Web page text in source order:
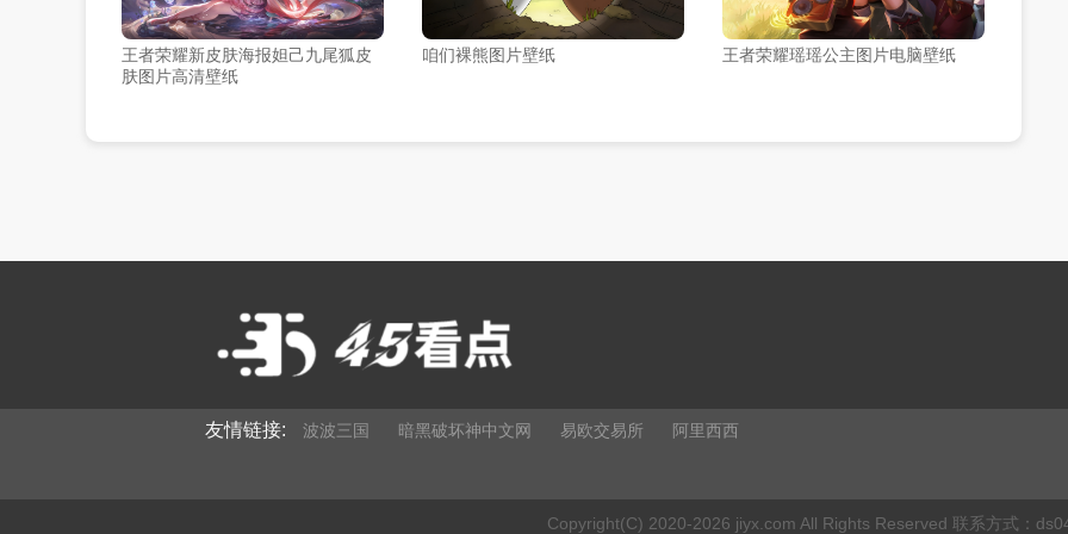
王者荣耀新皮肤海报妲己九尾狐皮
肤图片高清壁纸
咱们裸熊图片壁纸 王者荣耀瑶瑶公主图片电脑壁纸
友情链接: 波波三国 暗黑破坏神中文网 易欧交易所 阿里西西
Copyright(C) 2020-2026 jiyx.com All Rights Reserved 联系方式：